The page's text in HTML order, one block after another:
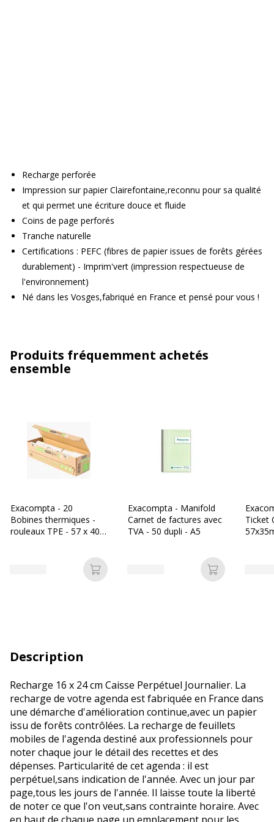
Recharge perforée
Impression sur papier Clairefontaine,reconnu pour sa qualité
et qui permet une écriture douce et fluide
Coins de page perforés
Tranche naturelle
Certifications : PEFC (fibres de papier issues de forêts gérées
durablement) - Imprim'vert (impression respectueuse de
l'environnement)
Né dans les Vosges,fabriqué en France et pensé pour vous !
Produits fréquemment achetés
ensemble
Exacompta - 20
Bobines thermiques -
rouleaux TPE - 57 x 40 x
Ajouter au panier
Exacompta - Manifold
Carnet de factures avec
TVA - 50 dupli - A5
Ajouter au
Ticket
Description
Recharge 16 x 24 cm Caisse Perpétuel Journalier. La
recharge de votre agenda est fabriquée en France dans
une démarche d'amélioration continue,avec un papier
issu de forêts contrôlées. La recharge de feuillets
mobiles de l'agenda destiné aux professionnels pour
noter chaque jour le détail des recettes et des
dépenses. Particularité de cet agenda : il est
perpétuel,sans indication de l'année. Avec un jour par
page,tous les jours de l'année. Il laisse toute la liberté
de noter ce que l'on veut,sans contrainte horaire. Avec